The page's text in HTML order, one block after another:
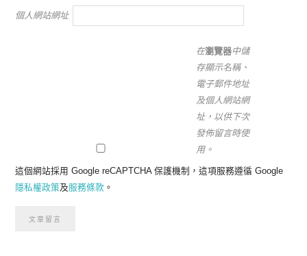
個人網站網址
在瀏覽器中儲
存顯示名稱、
電子郵件地址
及個人網站網
址，以供下次
發佈留言時使
用。
這個網站採用 Google reCAPTCHA 保護機制，這項服務遵循 Google
隱私權政策及服務條款 。